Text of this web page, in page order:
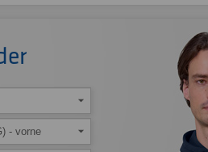
- vorne